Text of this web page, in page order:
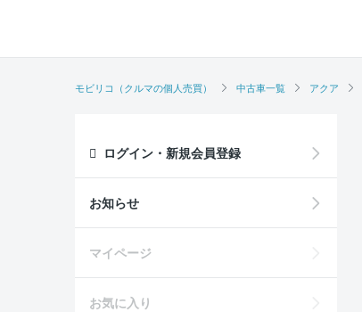
モビリコ（クルマの個人売買） 中古車一覧 アクア
ログイン・新規会員登録
お知らせ
マイページ
お気に入り